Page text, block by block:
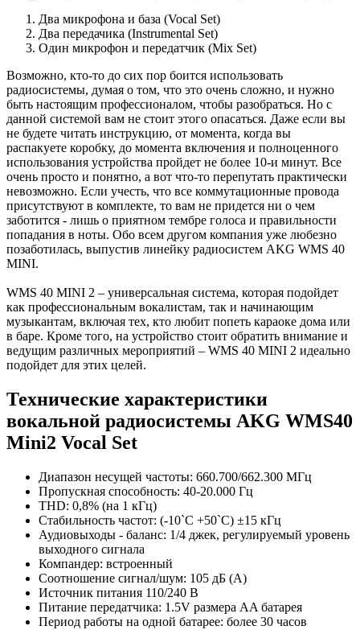
Два микрофона и база (Vocal Set)
Два передачика (Instrumental Set)
Один микрофон и передатчик (Mix Set)
Возможно, кто-то до сих пор боится использовать
радиосистемы, думая о том, что это очень сложно, и нужно
быть настоящим профессионалом, чтобы разобраться. Но с
данной системой вам не стоит этого опасаться. Даже если вы
не будете читать инструкцию, от момента, когда вы
распакуете коробку, до момента включения и полноценного
использования устройства пройдет не более 10-и минут. Все
очень просто и понятно, а вот что-то перепутать практически
невозможно. Если учесть, что все коммутационные провода
присутствуют в комплекте, то вам не придется ни о чем
заботится - лишь о приятном тембре голоса и правильности
попадания в ноты. Обо всем другом компания уже любезно
позаботилась, выпустив линейку радиосистем AKG WMS 40
MINI.
WMS 40 MINI 2 – универсальная система, которая подойдет
как профессиональным вокалистам, так и начинающим
музыкантам, включая тех, кто любит попеть караоке дома или
в баре. Кроме того, на устройство стоит обратить внимание и
ведущим различных мероприятий – WMS 40 MINI 2 идеально
подойдет для этих целей.
Технические характеристики
вокальной радиосистемы AKG WMS40
Mini2 Vocal Set
Диапазон несущей частоты: 660.700/662.300 МГц
Пропускная способность: 40-20.000 Гц
THD: 0,8% (на 1 кГц)
Стабильность частот: (-10`C +50`C) ±15 кГц
Аудиовыходы - баланс: 1/4 джек, регулируемый уровень
выходного сигнала
Компандер: встроенный
Соотношение сигнал/шум: 105 дБ (А)
Источник питания 110/240 В
Питание передатчика: 1.5V размера AA батарея
Период работы на одной батарее: более 30 часов